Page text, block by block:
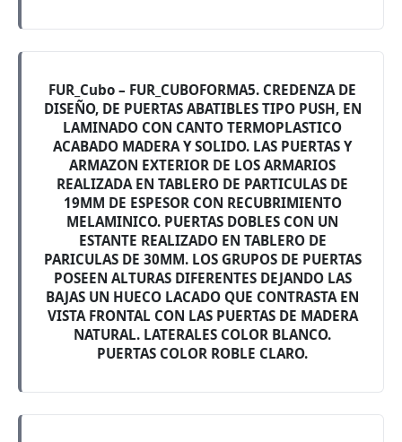
FUR_Cubo – FUR_CUBOFORMA5. CREDENZA DE
DISEÑO, DE PUERTAS ABATIBLES TIPO PUSH, EN
LAMINADO CON CANTO TERMOPLASTICO
ACABADO MADERA Y SOLIDO. LAS PUERTAS Y
ARMAZON EXTERIOR DE LOS ARMARIOS
REALIZADA EN TABLERO DE PARTICULAS DE
19MM DE ESPESOR CON RECUBRIMIENTO
MELAMINICO. PUERTAS DOBLES CON UN
ESTANTE REALIZADO EN TABLERO DE
PARICULAS DE 30MM. LOS GRUPOS DE PUERTAS
POSEEN ALTURAS DIFERENTES DEJANDO LAS
BAJAS UN HUECO LACADO QUE CONTRASTA EN
VISTA FRONTAL CON LAS PUERTAS DE MADERA
NATURAL. LATERALES COLOR BLANCO.
PUERTAS COLOR ROBLE CLARO.